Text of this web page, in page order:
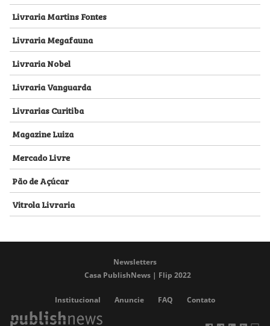
Livraria Martins Fontes
Livraria Megafauna
Livraria Nobel
Livraria Vanguarda
Livrarias Curitiba
Magazine Luiza
Mercado Livre
Pão de Açúcar
Vitrola Livraria
Newsletters
Casa PublishNews | Flip 2022
Institucional Anuncie FAQ Contato